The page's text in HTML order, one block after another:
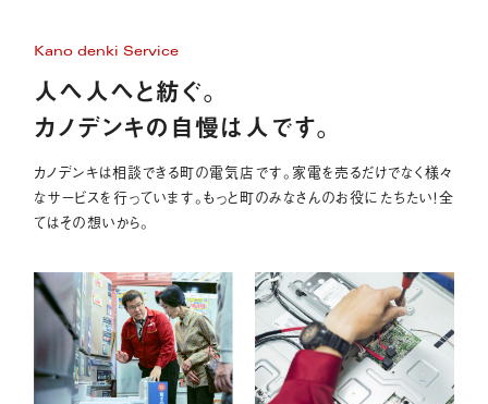
Kano denki Service
人へ人へと紡ぐ。
カノデンキの自慢は人です。
カノデンキは相談できる町の電気店です。家電を売るだけでなく様々
なサービスを行っています。もっと町のみなさんのお役にたちたい！全
てはその想いから。